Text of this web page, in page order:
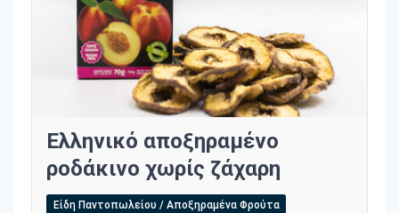
Ελληνικό αποξηραμένο
ροδάκινο χωρίς ζάχαρη
Είδη Παντοπωλείου / Αποξηραμένα Φρούτα